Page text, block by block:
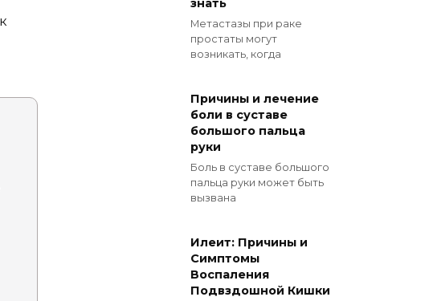
знать
Метастазы при раке
простаты могут
возникать, когда
Причины и лечение
боли в суставе
большого пальца
руки
Боль в суставе большого
пальца руки может быть
вызвана
Илеит: Причины и
Симптомы
Воспаления
Подвздошной Кишки